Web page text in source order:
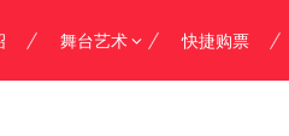
舞台艺术 快捷购票